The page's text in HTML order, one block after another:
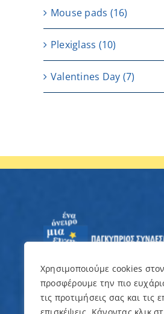
Χρησιμοποιούμε cookies
προσφέρουμε την πιο
τις προτιμήσεις σας και τις
Μouse pads (16)
Plexiglass (10)
Valentines Day (7)